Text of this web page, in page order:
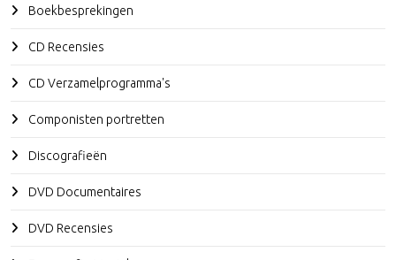
Boekbesprekingen
CD Recensies
CD Verzamelprogramma's
Componisten portretten
Discografieën
DVD Documentaires
DVD Recensies